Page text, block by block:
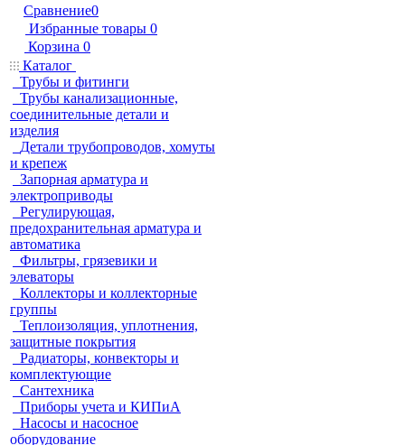
Сравнение0
Избранные товары 0
Корзина 0
Каталог
Трубы и фитинги
Трубы канализационные,
соединительные детали и
изделия
Детали трубопроводов, хомуты
и крепеж
Запорная арматура и
электроприводы
Регулирующая,
предохранительная арматура и
автоматика
Фильтры, грязевики и
элеваторы
Коллекторы и коллекторные
группы
Теплоизоляция, уплотнения,
защитные покрытия
Радиаторы, конвекторы и
комплектующие
Сантехника
Приборы учета и КИПиА
Насосы и насосное
оборудование